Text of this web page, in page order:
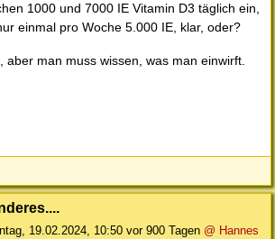
1000 und 7000 IE Vitamin D3 täglich ein,
einmal pro Woche 5.000 IE, klar, oder?
aber man muss wissen, was man einwirft.
19.02.2024, 10:50 vor 900 Tagen @ Hannes